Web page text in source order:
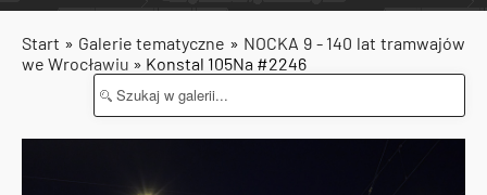
Start » Galerie tematyczne » NOCKA 9 - 140 lat tramwajów
we Wrocławiu » Konstal 105Na #2246